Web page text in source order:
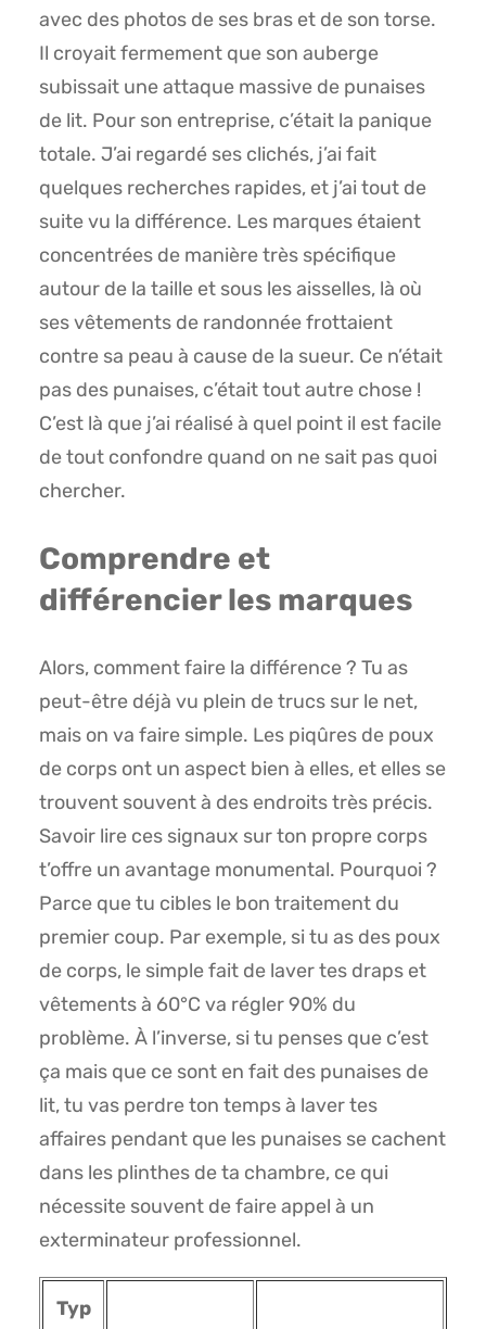
avec des photos de ses bras et de son torse.
Il croyait fermement que son auberge
subissait une attaque massive de punaises
de lit. Pour son entreprise, c’était la panique
totale. J’ai regardé ses clichés, j’ai fait
quelques recherches rapides, et j’ai tout de
suite vu la différence. Les marques étaient
concentrées de manière très spécifique
autour de la taille et sous les aisselles, là où
ses vêtements de randonnée frottaient
contre sa peau à cause de la sueur. Ce n’était
pas des punaises, c’était tout autre chose !
C’est là que j’ai réalisé à quel point il est facile
de tout confondre quand on ne sait pas quoi
chercher.
Comprendre et
différencier les marques
Alors, comment faire la différence ? Tu as
peut-être déjà vu plein de trucs sur le net,
mais on va faire simple. Les piqûres de poux
de corps ont un aspect bien à elles, et elles se
trouvent souvent à des endroits très précis.
Savoir lire ces signaux sur ton propre corps
t’offre un avantage monumental. Pourquoi ?
Parce que tu cibles le bon traitement du
premier coup. Par exemple, si tu as des poux
de corps, le simple fait de laver tes draps et
vêtements à 60°C va régler 90% du
problème. À l’inverse, si tu penses que c’est
ça mais que ce sont en fait des punaises de
lit, tu vas perdre ton temps à laver tes
affaires pendant que les punaises se cachent
dans les plinthes de ta chambre, ce qui
nécessite souvent de faire appel à un
exterminateur professionnel.
Typ